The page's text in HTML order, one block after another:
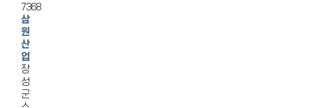
7368
삼
원
산
업
장
성
군